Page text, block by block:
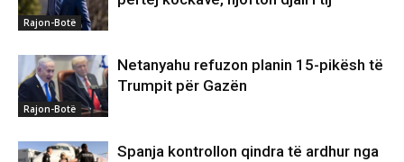
Rajon-Botë
Rajon-Botë
Netanyahu refuzon planin 15-pikësh të
Trumpit për Gazën
Spanja kontrollon qindra të ardhur nga